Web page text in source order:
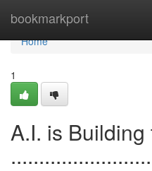
bookmarkport
Home
Home
1
A.I. is